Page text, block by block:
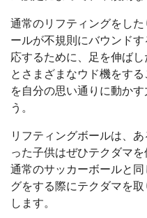
通常のリフティングをし
ールが不規則にバウンド
応するために、足を伸ば
とさまざまなウド機をす
を自分の思い通りに動か
う。
リフティングボールは、
った子供はぜひテクダマ
通常のサッカーボールと
グをする際にテクダマを
します。